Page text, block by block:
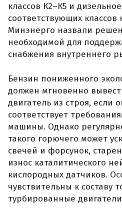
классов К2–К5 и
соответствующих классов
Минэнерго назвали
необходимой для
снабжения внутреннего
Бензин пониженного
должен мгновенно
двигатель из строя, если
соответствует
машины. Однако
такого горючего может
свечей и форсунок,
износ каталитического
кислородных датчиков.
чувствительны к составу
турбированные